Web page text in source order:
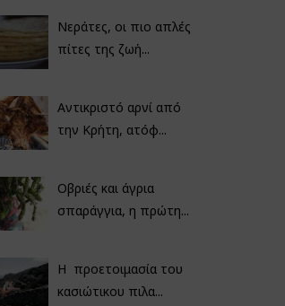
Νεράτες, οι πιο απλές
πίτες της ζωή...
Αντικριστό αρνί από
την Κρήτη, ατόφ...
Οβριές και άγρια
σπαράγγια, η πρώτη...
Η προετοιμασία του
κασιώτικου πιλα...